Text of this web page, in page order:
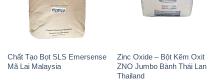
Chất Tạo Bọt SLS Emersense
Mã Lai Malaysia
Zinc Oxide – Bột Kẽm Oxit
ZNO Jumbo Bành Thái Lan
Thailand